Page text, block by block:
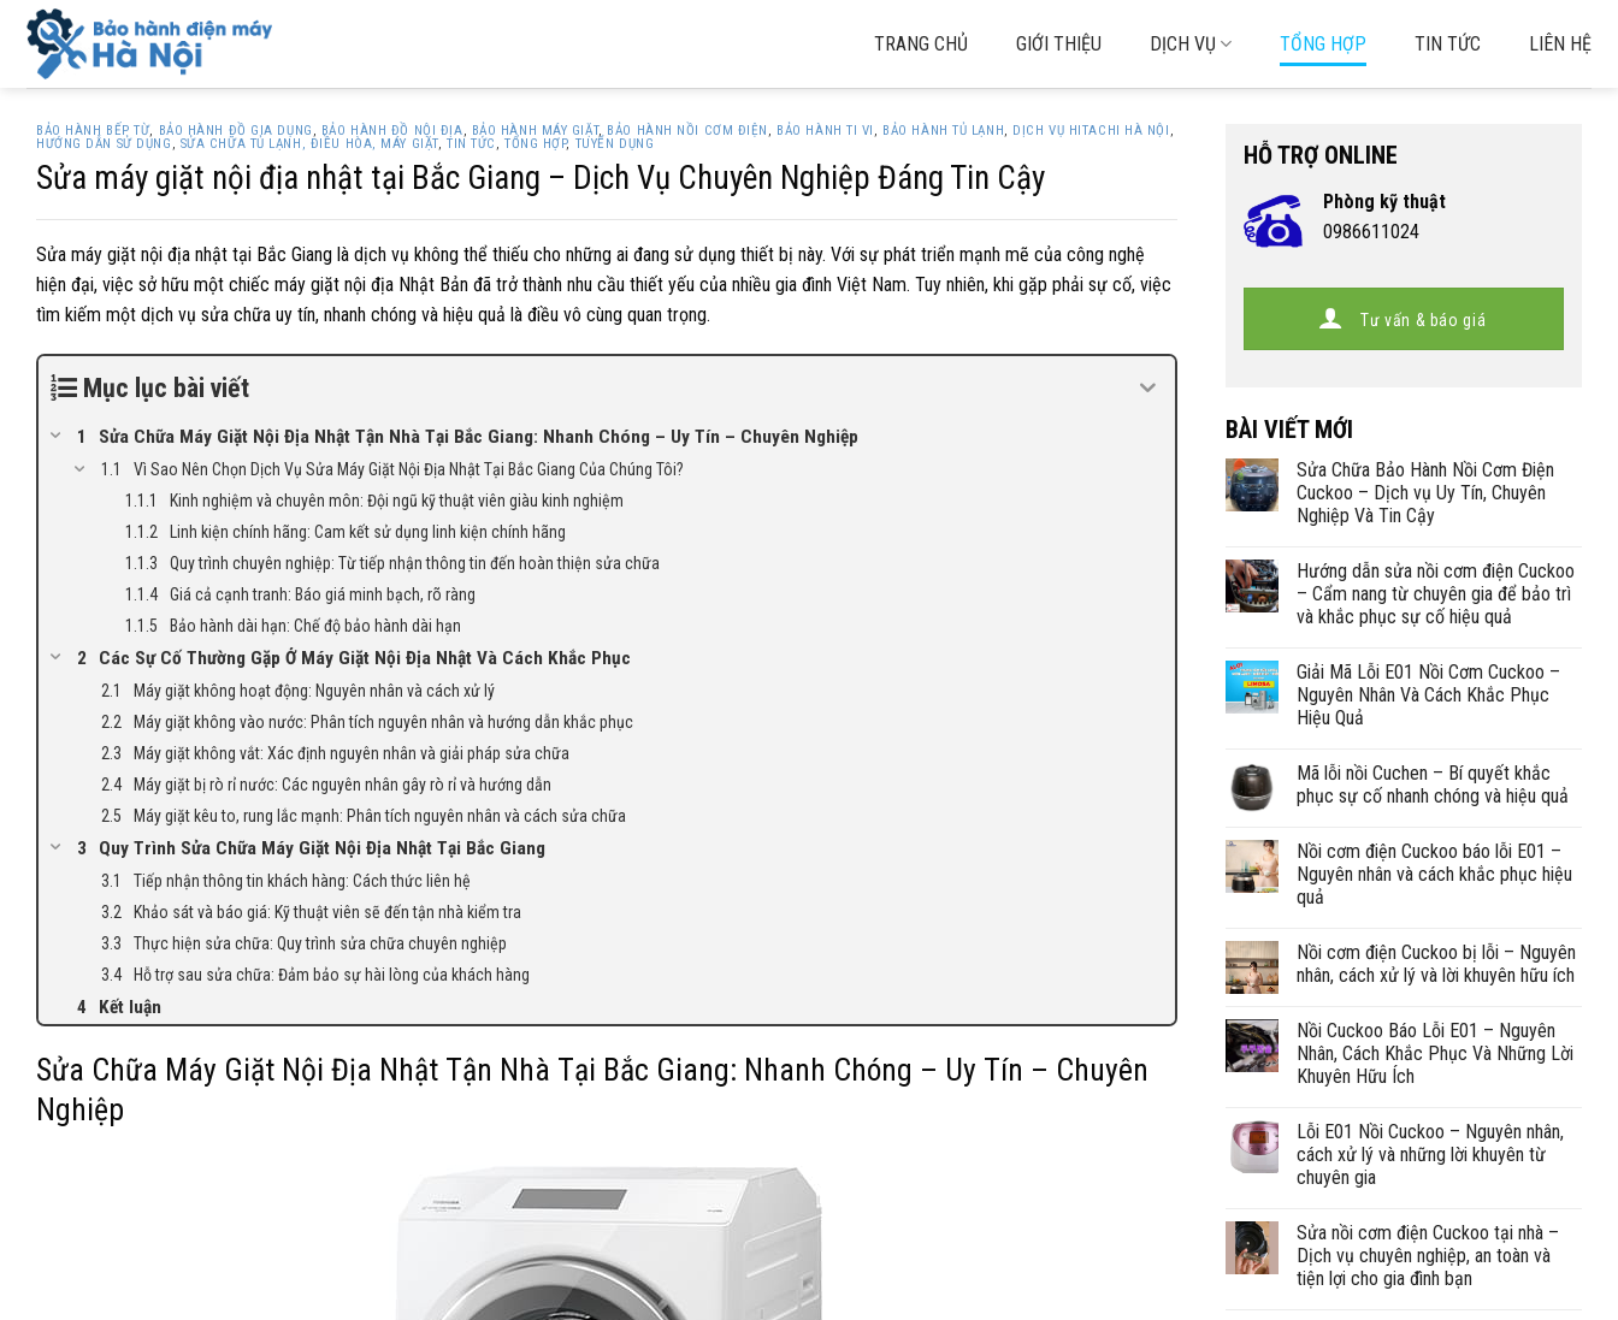
Skip
content
TRANG CHỦ GIỚI THIỆU DỊCH VỤ TỔNG HỢP TIN TỨC LIÊN HỆ
BẢO HÀNH BẾP TỪ, BẢO HÀNH ĐỒ GIA DỤNG , BẢO HÀNH ĐỒ NỘI ĐỊA, BẢO HÀNH MÁY GIẶT, BẢO HÀNH NỒI CƠM ĐIỆN , BẢO HÀNH TI VI , BẢO HÀNH TỦ LẠNH, DỊCH VỤ HITACHI HÀ NỘI ,
HƯỚNG DẪN SỬ DỤNG , SỬA CHỮA TỦ LẠNH, ĐIỀU HÒA, MÁY GIẶT, TIN TỨC , TỔNG HỢP, TUYỂN DỤNG
Sửa máy giặt nội địa nhật tại Bắc Giang – Dịch Vụ Chuyên Nghiệp Đáng Tin Cậy
Sửa máy giặt nội địa nhật tại Bắc Giang là dịch vụ không thể thiếu cho những ai đang sử dụng thiết bị này. Với sự phát triển mạnh mẽ của công nghệ
hiện đại, việc sở hữu một chiếc máy giặt nội địa Nhật Bản đã trở thành nhu cầu thiết yếu của nhiều gia đình Việt Nam. Tuy nhiên, khi gặp phải sự cố, việc
tìm kiếm một dịch vụ sửa chữa uy tín, nhanh chóng và hiệu quả là điều vô cùng quan trọng.
Mục lục bài viết
Sửa Chữa Máy Giặt Nội Địa Nhật Tận Nhà Tại Bắc Giang: Nhanh Chóng – Uy Tín – Chuyên Nghiệp
Vì Sao Nên Chọn Dịch Vụ Sửa Máy Giặt Nội Địa Nhật Tại Bắc Giang Của Chúng Tôi?
Kinh nghiệm và chuyên môn: Đội ngũ kỹ thuật viên giàu kinh nghiệm
Linh kiện chính hãng: Cam kết sử dụng linh kiện chính hãng
Quy trình chuyên nghiệp: Từ tiếp nhận thông tin đến hoàn thiện sửa chữa
Giá cả cạnh tranh: Báo giá minh bạch, rõ ràng
Bảo hành dài hạn: Chế độ bảo hành dài hạn
Các Sự Cố Thường Gặp Ở Máy Giặt Nội Địa Nhật Và Cách Khắc Phục
Máy giặt không hoạt động: Nguyên nhân và cách xử lý
Máy giặt không vào nước: Phân tích nguyên nhân và hướng dẫn khắc phục
Máy giặt không vắt: Xác định nguyên nhân và giải pháp sửa chữa
Máy giặt bị rò rỉ nước: Các nguyên nhân gây rò rỉ và hướng dẫn
Máy giặt kêu to, rung lắc mạnh: Phân tích nguyên nhân và cách sửa chữa
Quy Trình Sửa Chữa Máy Giặt Nội Địa Nhật Tại Bắc Giang
Tiếp nhận thông tin khách hàng: Cách thức liên hệ
Khảo sát và báo giá: Kỹ thuật viên sẽ đến tận nhà kiểm tra
Thực hiện sửa chữa: Quy trình sửa chữa chuyên nghiệp
Hỗ trợ sau sửa chữa: Đảm bảo sự hài lòng của khách hàng
Kết luận
Sửa Chữa Máy Giặt Nội Địa Nhật Tận Nhà Tại Bắc Giang: Nhanh Chóng – Uy Tín – Chuyên
Nghiệp
HỖ TRỢ ONLINE
Phòng kỹ thuật
0986611024
Tư vấn & báo giá
BÀI VIẾT MỚI
Sửa Chữa Bảo Hành Nồi Cơm Điện
Cuckoo – Dịch vụ Uy Tín, Chuyên
Nghiệp Và Tin Cậy
Hướng dẫn sửa nồi cơm điện Cuckoo
– Cẩm nang từ chuyên gia để bảo trì
và khắc phục sự cố hiệu quả
Giải Mã Lỗi E01 Nồi Cơm Cuckoo –
Nguyên Nhân Và Cách Khắc Phục
Hiệu Quả
Mã lỗi nồi Cuchen – Bí quyết khắc
phục sự cố nhanh chóng và hiệu quả
Nồi cơm điện Cuckoo báo lỗi E01 –
Nguyên nhân và cách khắc phục hiệu
quả
Nồi cơm điện Cuckoo bị lỗi – Nguyên
nhân, cách xử lý và lời khuyên hữu ích
Nồi Cuckoo Báo Lỗi E01 – Nguyên
Nhân, Cách Khắc Phục Và Những Lời
Khuyên Hữu Ích
Lỗi E01 Nồi Cuckoo – Nguyên nhân,
cách xử lý và những lời khuyên từ
chuyên gia
Sửa nồi cơm điện Cuckoo tại nhà –
Dịch vụ chuyên nghiệp, an toàn và
tiện lợi cho gia đình bạn